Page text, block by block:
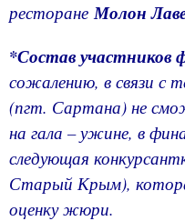
ресторанеМолон
*Состав участников
сожалению, в связи с
(пгт. Сартана) не
на гала – ужине, в
следующая
Старый Крым),
оценку жюри.